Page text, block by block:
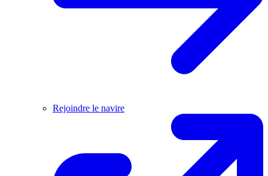
Rejoindre le navire